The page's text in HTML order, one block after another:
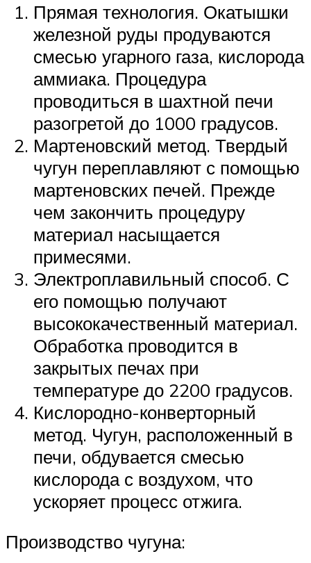
Прямая технология. Окатышки
железной руды продуваются
смесью угарного газа, кислорода
аммиака. Процедура
проводиться в шахтной печи
разогретой до 1000 градусов.
Мартеновский метод. Твердый
чугун переплавляют с помощью
мартеновских печей. Прежде
чем закончить процедуру
материал насыщается
примесями.
Электроплавильный способ. С
его помощью получают
высококачественный материал.
Обработка проводится в
закрытых печах при
температуре до 2200 градусов.
Кислородно-конверторный
метод. Чугун, расположенный в
печи, обдувается смесью
кислорода с воздухом, что
ускоряет процесс отжига.
Производство чугуна: